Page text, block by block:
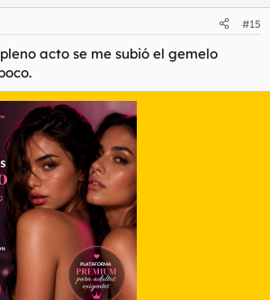
#15
acto se me subió el gemelo